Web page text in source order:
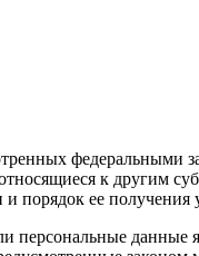
федеральными
к другим
порядок ее
персональные